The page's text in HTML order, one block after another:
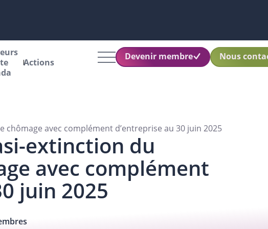
Actions
Devenir membre Nous
avec complément d’entreprise au 30 juin 2025
extinction du
avec complément
juin 2025